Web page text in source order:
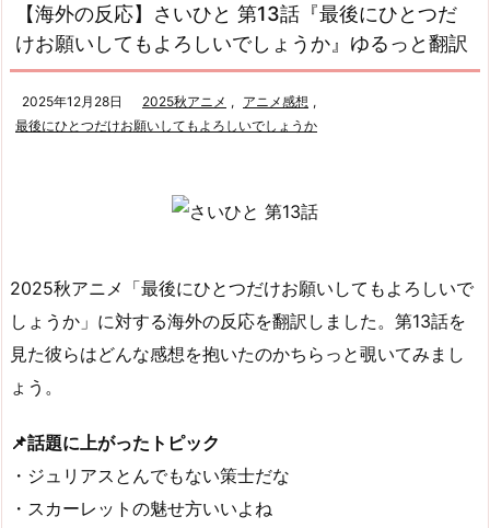
【海外の反応】さいひと 第13話『最後にひとつだ
けお願いしてもよろしいでしょうか』ゆるっと翻訳
2025年12月28日 2025秋アニメ , アニメ感想 ,
最後にひとつだけお願いしてもよろしいでしょうか
2025秋アニメ「最後にひとつだけお願いしてもよろしいで
しょうか」に対する海外の反応を翻訳しました。第13話を
見た彼らはどんな感想を抱いたのかちらっと覗いてみまし
ょう。
📌話題に上がったトピック
・ジュリアスとんでもない策士だな
・スカーレットの魅せ方いいよね